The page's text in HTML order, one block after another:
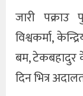
जारी पक्राउ
विश्वकर्मा,
बम, टेकबहादुर
दिन भित्र